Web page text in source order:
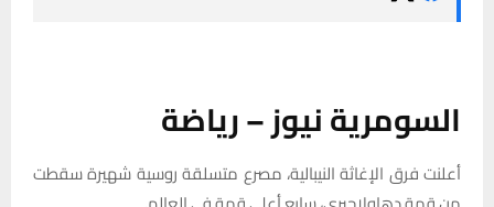
السومرية نيوز – رياضة
أعلنت فرق الإغاثة النيبالية، مصرع متسلقة روسية شهيرة سقطت